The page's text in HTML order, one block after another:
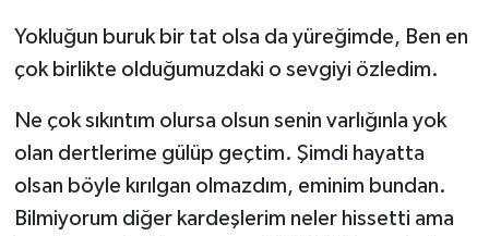
Yokluğun buruk bir tat olsa da yüreğimde, Ben en
çok birlikte olduğumuzdaki o sevgiyi özledim.
Ne çok sıkıntım olursa olsun senin varlığınla yok
olan dertlerime gülüp geçtim. Şimdi hayatta
olsan böyle kırılgan olmazdım, eminim bundan.
Bilmiyorum diğer kardeşlerim neler hissetti ama